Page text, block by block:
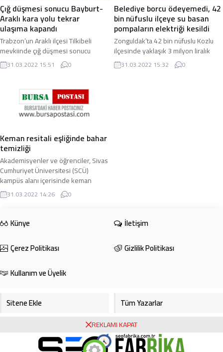
Çığ düşmesi sonucu Bayburt-
Araklı kara yolu tekrar
ulaşıma kapandı
Trabzon’un Araklı ilçesi Tilkibeli
mevkiinde çığ düşmesi sonucu
Bayburt-Araklı kara yolu tekrar
ulaşıma kapandı. Doğu Karadeniz
31.03.2022 15:51 0
Belediye borcu ödeyemedi, 42
bin nüfuslu ilçeye su basan
pompaların elektriği kesildi
Zonguldak’ta 42 bin nüfuslu Kozlu
ilçesinde yaklaşık 3 milyon liralık
elektrik borcu ödenmeyince ilçeye
su basan pompaların elektriği kesildi
31.03.2022 15:32 0
Keman resitali eşliğinde bahar
temizliği
Akademisyenler ve öğrenciler, Sivas
Cumhuriyet Üniversitesi (SCÜ)
kampüs alanı içerisinde keman
resitali eşliğinde bahar temizliği
yaparak çöp ...
31.03.2022 14:26 0
Künye
İletişim
Çerez Politikası
Gizlilik Politikası
Kullanım ve Üyelik
Sitene Ekle
Tüm Yazarlar
Foto Galeri
REKLAMI KAPAT